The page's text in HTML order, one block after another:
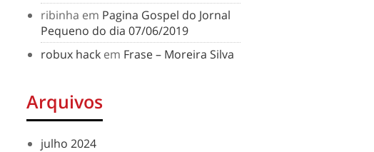
ribinha em Pagina Gospel do Jornal
Pequeno do dia 07/06/2019
robux hack em Frase – Moreira Silva
Arquivos
julho 2024